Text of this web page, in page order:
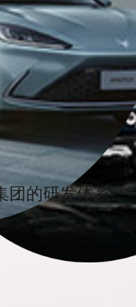
团的研发体系